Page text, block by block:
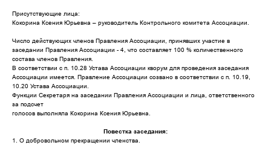
Присутствующие лица:
Кокорина Ксения Юрьевна – руководитель Контрольного комитета Ассоциации.
Число действующих членов Правления Ассоциации, принявших участие в
заседании Правления Ассоциации - 4, что составляет 100 % количественного
состава членов Правления.
В соответствии с п. 10.28 Устава Ассоциации кворум для проведения заседания
Ассоциации имеется. Правление Ассоциации созвано в соответствии с п. 10.19,
10.20 Устава Ассоциации.
Функции Секретаря на заседании Правления Ассоциации и лица, ответственного
за подсчет
голосов выполняла Кокорина Ксения Юрьевна.
Повестка заседания:
1. О добровольном прекращении членства.